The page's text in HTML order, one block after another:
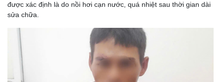
được xác định là do nồi hơi cạn nước, quá nhiệt sau thời gian dài
sửa chữa.